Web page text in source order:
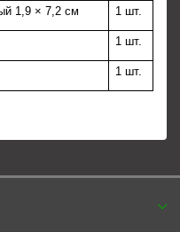
1,9 × 7,2 см 1 шт.
1 шт.
1 шт.